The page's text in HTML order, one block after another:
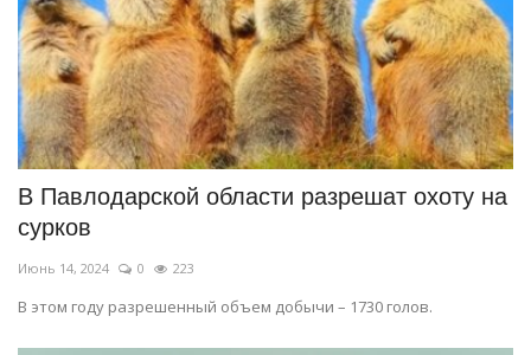
В Павлодарской области разрешат охоту на
сурков
Июнь 14, 2024 0 223
В этом году разрешенный объем добычи – 1730 голов.